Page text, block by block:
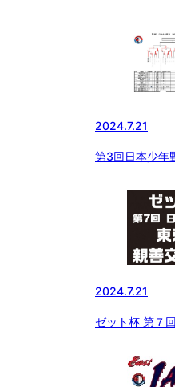
2024.7.21
第3回日本少年
2024.7.21
ゼット杯 第７